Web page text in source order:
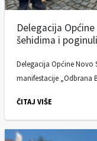
Delegacija
šehidima i
Delegacija Općine Novo
manifestacije „Odbrana
ČITAJ VIŠE